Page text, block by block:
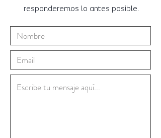
responderemos lo antes posible.